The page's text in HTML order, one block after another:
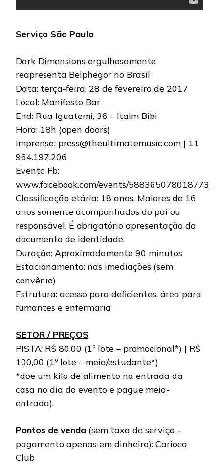
Serviço São Paulo
Dark Dimensions orgulhosamente
reapresenta Belphegor no Brasil
Data: terça-feira, 28 de fevereiro de 2017
Local: Manifesto Bar
End: Rua Iguatemi, 36 – Itaim Bibi
Hora: 18h (open doors)
Imprensa: press@theultimatemusic.com | 11
964.197.206
Evento Fb:
www.facebook.com/events/588365078018773
Classificação etária: 18 anos. Maiores de 16
anos somente acompanhados do pai ou
responsável. É obrigatório apresentação do
documento de identidade.
Duração: Aproximadamente 90 minutos
Estacionamento: nas imediações (sem
convênio)
Estrutura: acesso para deficientes, área para
fumantes e enfermaria
SETOR / PREÇOS
PISTA: R$ 80,00 (1º lote – promocional*) | R$
100,00 (1º lote – meia/estudante*)
*doe um kilo de alimento na entrada da
casa no dia do evento e pague meia-
entrada).
Pontos de venda (sem taxa de serviço –
pagamento apenas em dinheiro): Carioca
Club